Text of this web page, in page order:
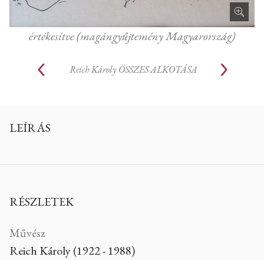
értékesítve (magángyűjtemény Magyarország)
Reich Károly ÖSSZES ALKOTÁSA
LEÍRÁS
RÉSZLETEK
Művész
Reich Károly (1922 - 1988)